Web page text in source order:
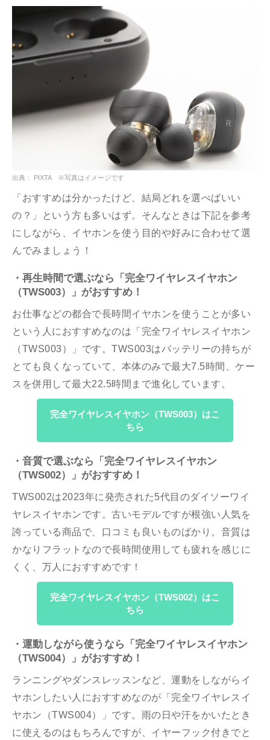
出典： PIXTA ※写真はイメージです
「おすすめは分かったけど、結局どれを選べばいい
の？」という方も多いはず。そんなときは下記を参考
にしながら、イヤホンを使う目的や好みに合わせて選
んでみましょう！
・再生時間で選ぶなら「完全ワイヤレスイヤホン
（TWS003）」がおすすめ！
お仕事などの都合で長時間イヤホンを使うことが多い
という人におすすめなのは「完全ワイヤレスイヤホン
（TWS003）」です。TWS003はバッテリーの持ちが
とても良くなっていて、本体のみで最大7.5時間、ケー
スを併用して最大22.5時間まで進化しています。
完全ワイヤレスイヤホン（TWS003）はこ
ちら
・音質で選ぶなら「完全ワイヤレスイヤホン
（TWS002）」がおすすめ！
TWS002は2023年に発売された5代目のダイソーワイ
ヤレスイヤホンです。古いモデルですが根強い人気を
誇っている商品で、口コミも良いものばかり。音質は
かなりフラットなので長時間使用しても疲れを感じに
くく、万人におすすめです！
完全ワイヤレスイヤホン（TWS002）はこ
ちら
・運動しながら使うなら「完全ワイヤレスイヤホン
（TWS004）」がおすすめ！
ランニングやダンスレッスンなど、運動をしながらイ
ヤホンしたい人におすすめなのが「完全ワイヤレスイ
ヤホン（TWS004）」です。雨の日や汗をかいたとき
に使えるのはもちろんですが、イヤーフック付きでと